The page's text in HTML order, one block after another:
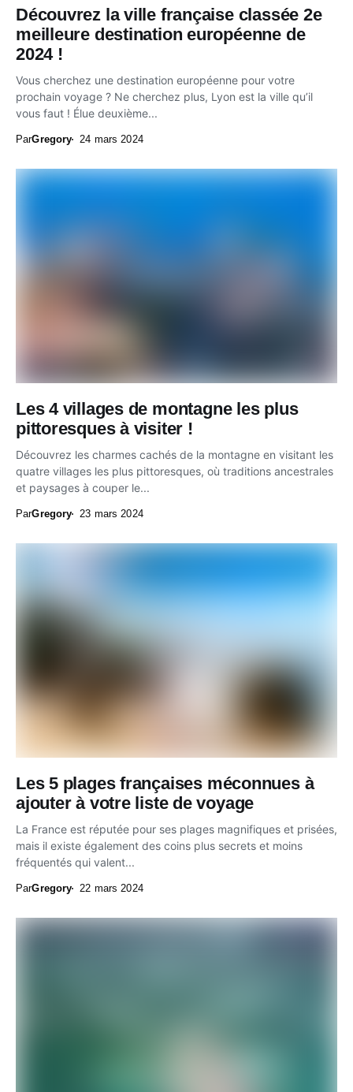
Découvrez la ville française classée 2e
meilleure destination européenne de
2024 !
Vous cherchez une destination européenne pour votre
prochain voyage ? Ne cherchez plus, Lyon est la ville qu’il
vous faut ! Élue deuxième...
ParGregory 24 mars 2024
Les 4 villages de montagne les plus
pittoresques à visiter !
Découvrez les charmes cachés de la montagne en visitant les
quatre villages les plus pittoresques, où traditions ancestrales
et paysages à couper le...
ParGregory 23 mars 2024
Les 5 plages françaises méconnues à
ajouter à votre liste de voyage
La France est réputée pour ses plages magnifiques et prisées,
mais il existe également des coins plus secrets et moins
fréquentés qui valent...
ParGregory 22 mars 2024